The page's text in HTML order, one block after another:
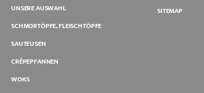
UNSERE AUSWAHL
SCHMORTÖPFE, FLEISCHTÖPFE
SAUTEUSEN
CRÊPEPFANNEN
WOKS
SITEMAP